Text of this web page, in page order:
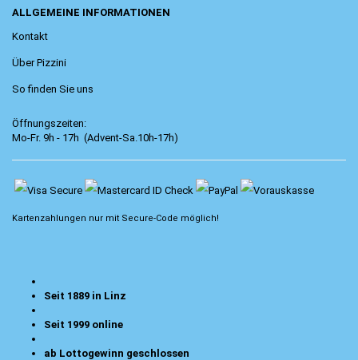
ALLGEMEINE INFORMATIONEN
Kontakt
Über Pizzini
So finden Sie uns
Öffnungszeiten:
Mo-Fr. 9h - 17h (Advent-Sa.10h-17h)
Kartenzahlungen nur mit Secure-Code möglich!
Seit 1889 in Linz
Seit 1999 online
ab Lottogewinn geschlossen